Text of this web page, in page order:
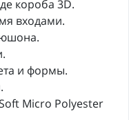
короба 3D.
входами.
и формы.
Micro Polyester